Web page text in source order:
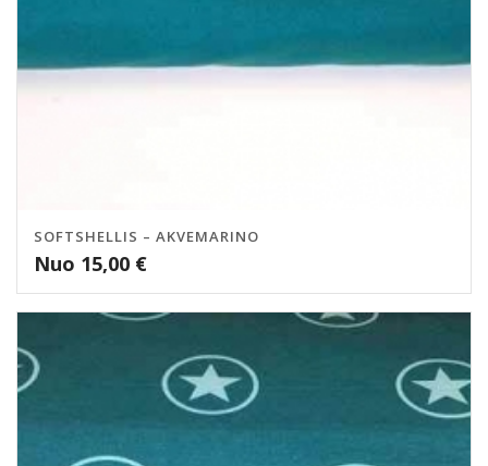
SOFTSHELLIS – AKVEMARINO
Nuo 15,00 €